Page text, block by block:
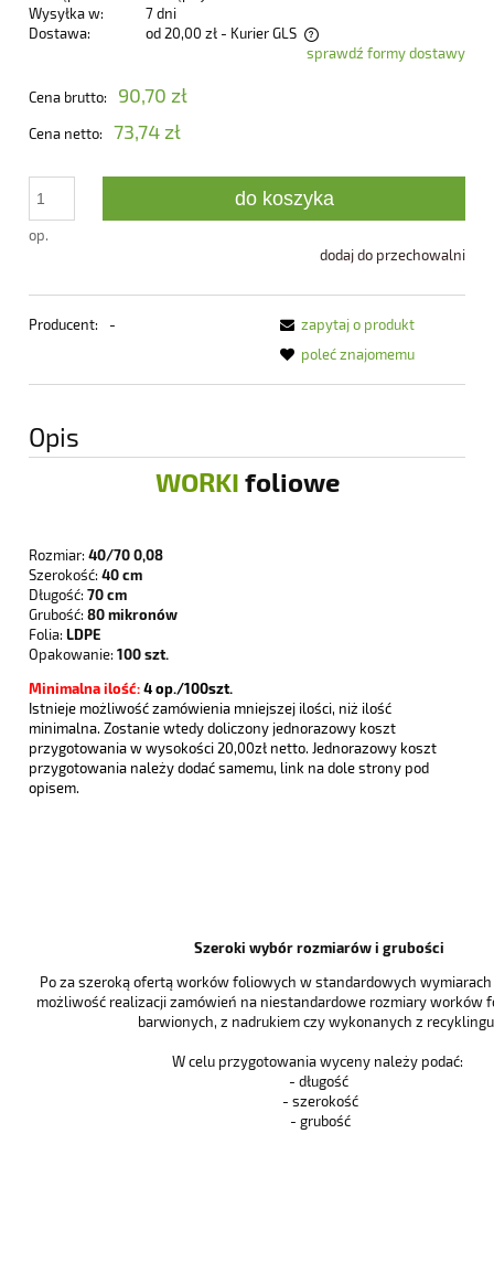
Wysyłka w:
7 dni
Dostawa:
od 20,00 zł - Kurier GLS
Cena nie zawiera ewentualnych kosztów płatnościsprawdź formy dostawy
Cena brutto: 90,70 zł
Cena netto: 73,74 zł
op.
do koszyka
dodaj do przechowalni
Producent: -
zapytaj o produkt
poleć znajomemu
Opis
WORKI foliowe
Rozmiar: 40/70 0,08
Szerokość: 40 cm
Długość: 70 cm
Grubość: 80 mikronów
Folia: LDPE
Opakowanie: 100 szt.
Minimalna ilość: 4 op./100szt.
Istnieje możliwość zamówienia mniejszej ilości, niż ilość
minimalna. Zostanie wtedy doliczony jednorazowy koszt
przygotowania w wysokości 20,00zł netto. Jednorazowy koszt
przygotowania należy dodać samemu, link na dole strony pod
opisem.
Szeroki wybór rozmiarów i grubości
Po za szeroką ofertą worków foliowych w standardowych
możliwość realizacji zamówień na niestandardowe rozmiary worków
barwionych, z nadrukiem czy wykonanych z
W celu przygotowania wyceny należy podać:
- długość
- szerokość
- grubość